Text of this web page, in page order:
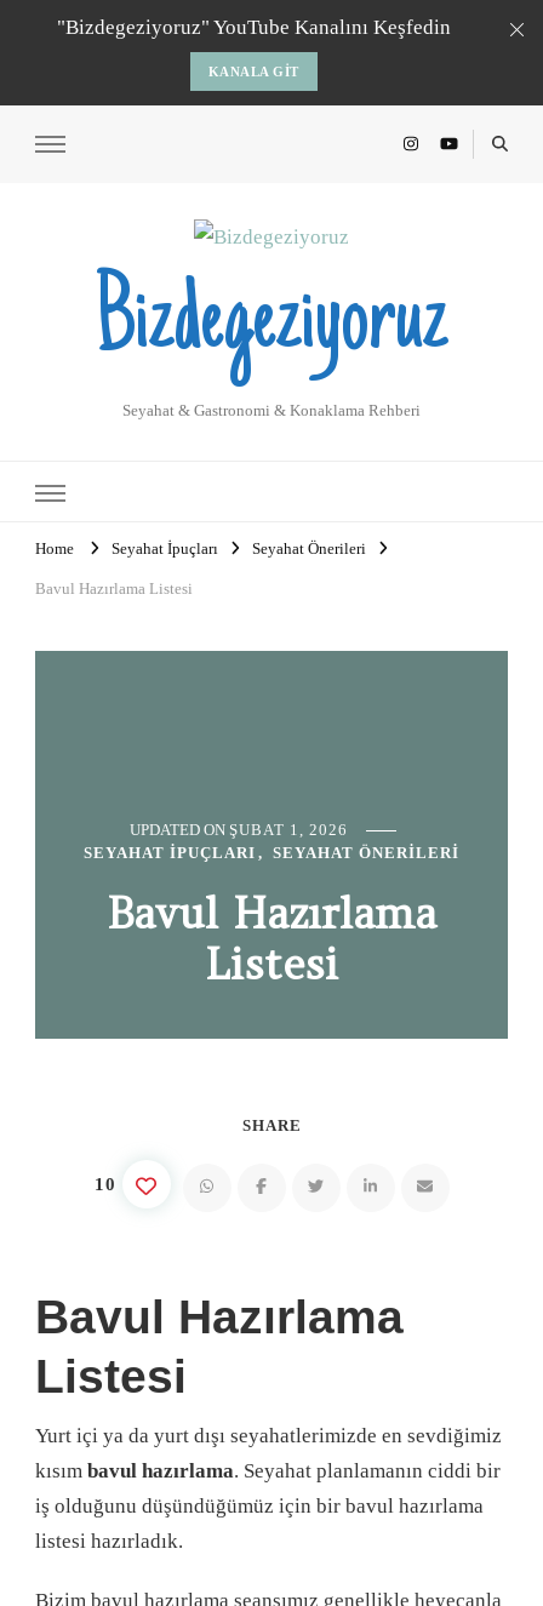
"Bizdegeziyoruz" YouTube Kanalını Keşfedin
KANALA GIT
Bizdegeziyoruz
Seyahat & Gastronomi & Konaklama Rehberi
Home Seyahat İpuçları Seyahat Önerileri
Bavul Hazırlama Listesi
UPDATED ON ŞUBAT 1, 2026
SEYAHAT İPUÇLARI
SEYAHAT ÖNERILERI
Bavul Hazırlama
Listesi
SHARE
10
Bavul Hazırlama
Listesi
Yurt içi ya da yurt dışı seyahatlerimizde en sevdiğimiz
kısım bavul hazırlama. Seyahat planlamanın ciddi bir
iş olduğunu düşündüğümüz için bir bavul hazırlama
listesi hazırladık.
Bizim bavul hazırlama seansımız genellikle heyecanla